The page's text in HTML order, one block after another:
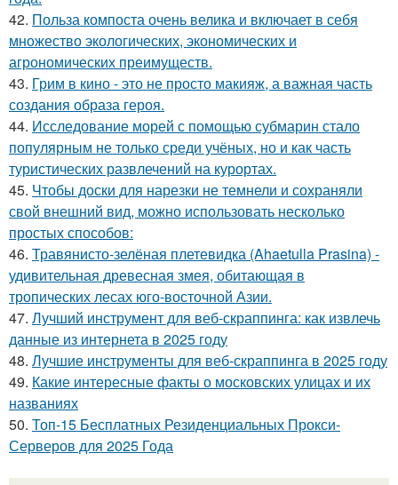
42. Польза компоста очень велика и включает в себя
множество экологических, экономических и
агрономических преимуществ.
43. Грим в кино - это не просто макияж, а важная часть
создания образа героя.
44. Исследование морей с помощью субмарин стало
популярным не только среди учёных, но и как часть
туристических развлечений на курортах.
45. Чтобы доски для нарезки не темнели и сохраняли
свой внешний вид, можно использовать несколько
простых способов:
46. Травянисто-зелёная плетевидка (Ahaetulla Prasina) -
удивительная древесная змея, обитающая в
тропических лесах юго-восточной Азии.
47. Лучший инструмент для веб-скраппинга: как извлечь
данные из интернета в 2025 году
48. Лучшие инструменты для веб-скраппинга в 2025 году
49. Какие интересные факты о московских улицах и их
названиях
50. Топ-15 Бесплатных Резиденциальных Прокси-
Серверов для 2025 Года